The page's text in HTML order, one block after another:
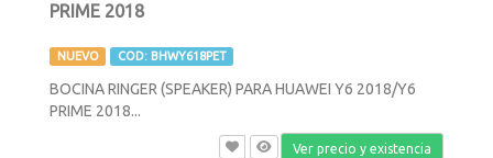
PRIME 2018
NUEVO COD: BHWY618PET
BOCINA RINGER (SPEAKER) PARA HUAWEI Y6 2018/Y6
PRIME 2018...
Ver precio y existencia